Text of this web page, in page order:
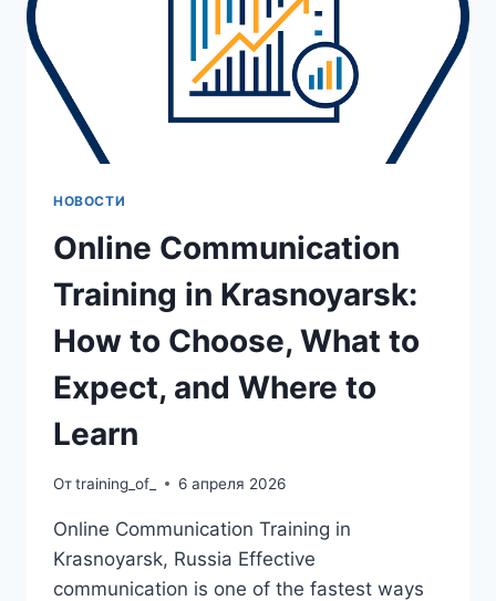
СОВЕТЫ
НОВОСТИ
Online Communication
Training in Krasnoyarsk:
How to Choose, What to
Expect, and Where to
Learn
Отtraining_of_ 6 апреля 2026
Online Communication Training in
Krasnoyarsk, Russia Effective
communication is one of the fastest ways